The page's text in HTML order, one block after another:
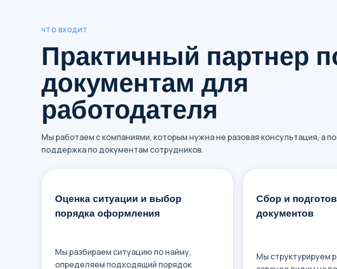
ЧТО ВХОДИТ
Практичный партнер
документам для
работодателя
Мы работаем с компаниями, которым нужна не разовая консультация, а
поддержка по документам сотрудников.
Оценка ситуации и выбор
порядка оформления
Мы разбираем ситуацию по найму,
определяем подходящий порядок
Сбор и
документов
Мы структурируем